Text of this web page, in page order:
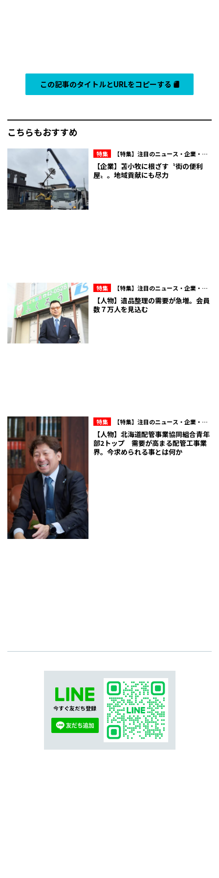
この記事のタイトルとURLをコピーする
こちらもおすすめ
特集
【特集】注目のニュース・企業・人
物【企業】苫小牧に根ざす〝街の便利
屋〟。地域貢献にも尽力
特集
【特集】注目のニュース・企業・人
物【人物】遺品整理の需要が急増。会員
数７万人を見込む
特集
【特集】注目のニュース・企業・人
物【人物】北海道配管事業協同組合青年
部2トップ 需要が高まる配管工事業
界。今求められる事とは何か
今すぐ友だち登録